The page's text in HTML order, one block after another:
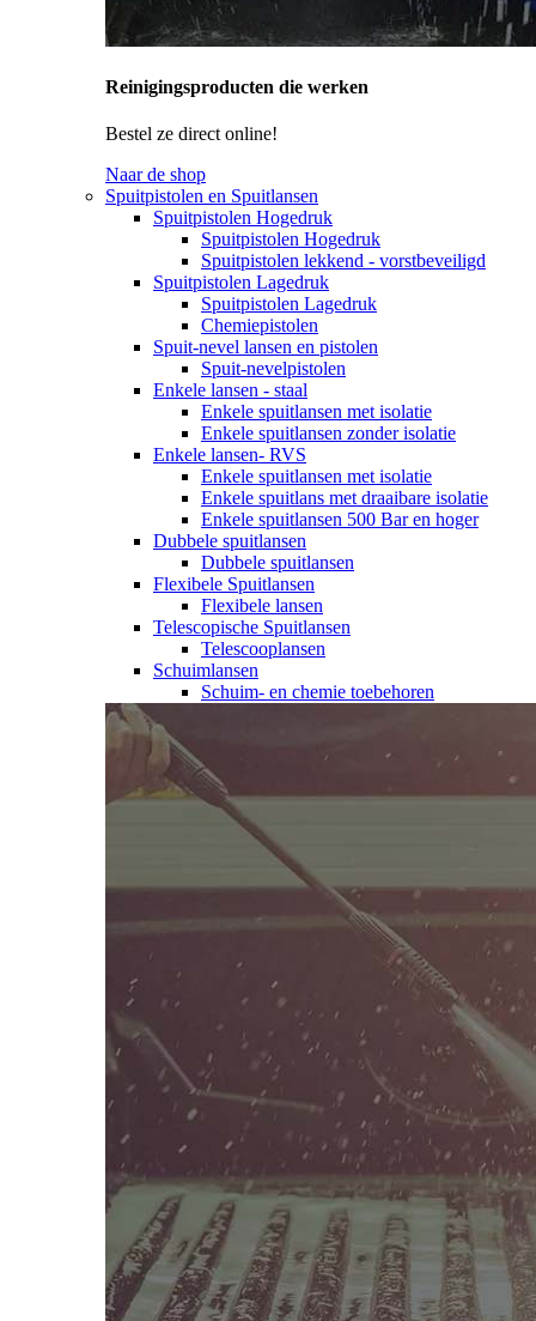
Reinigingsproducten die werken
Bestel ze direct online!
Naar de shop
Spuitpistolen en Spuitlansen
Spuitpistolen Hogedruk
Spuitpistolen Hogedruk
Spuitpistolen lekkend - vorstbeveiligd
Spuitpistolen Lagedruk
Spuitpistolen Lagedruk
Chemiepistolen
Spuit-nevel lansen en pistolen
Spuit-nevelpistolen
Enkele lansen - staal
Enkele spuitlansen met isolatie
Enkele spuitlansen zonder isolatie
Enkele lansen- RVS
Enkele spuitlansen met isolatie
Enkele spuitlans met draaibare isolatie
Enkele spuitlansen 500 Bar en hoger
Dubbele spuitlansen
Dubbele spuitlansen
Flexibele Spuitlansen
Flexibele lansen
Telescopische Spuitlansen
Telescooplansen
Schuimlansen
Schuim- en chemie toebehoren